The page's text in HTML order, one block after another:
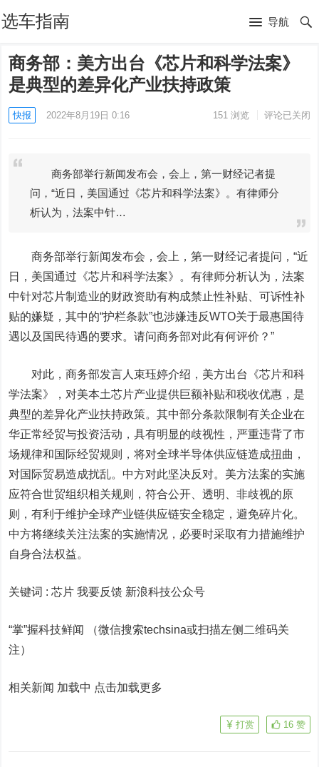
选车指南 导航
商务部：美方出台《芯片和科学法案》
是典型的差异化产业扶持政策
快报 2022年8月19日 0:16 151浏览 评论已关闭
商务部举行新闻发布会，会上，第一财经记者提
问，“近日，美国通过《芯片和科学法案》。有律师分
析认为，法案中针…
商务部举行新闻发布会，会上，第一财经记者提问，“近
日，美国通过《芯片和科学法案》。有律师分析认为，法案
中针对芯片制造业的财政资助有构成禁止性补贴、可诉性补
贴的嫌疑，其中的“护栏条款”也涉嫌违反WTO关于最惠国待
遇以及国民待遇的要求。请问商务部对此有何评价？”
对此，商务部发言人束珏婷介绍，美方出台《芯片和科
学法案》，对美本土芯片产业提供巨额补贴和税收优惠，是
典型的差异化产业扶持政策。其中部分条款限制有关企业在
华正常经贸与投资活动，具有明显的歧视性，严重违背了市
场规律和国际经贸规则，将对全球半导体供应链造成扭曲，
对国际贸易造成扰乱。中方对此坚决反对。美方法案的实施
应符合世贸组织相关规则，符合公开、透明、非歧视的原
则，有利于维护全球产业链供应链安全稳定，避免碎片化。
中方将继续关注法案的实施情况，必要时采取有力措施维护
自身合法权益。
关键词 :芯片 我要反馈 新浪科技公众号
“掌”握科技鲜闻 （微信搜索techsina或扫描左侧二维码关
注）
相关新闻 加载中 点击加载更多
16 赞
打赏